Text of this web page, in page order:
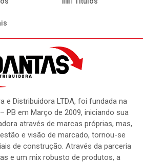
e Distribuidora LTDA, foi fundada na
PB em Março de 2009, iniciando sua
através de marcas próprias, mas,
e visão de marcado, tornou-se
de construção. Através da parceria
e um mix robusto de produtos, a